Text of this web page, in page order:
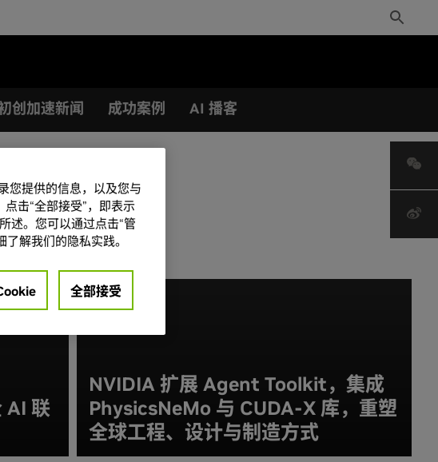
Toggle
Search
创加速新闻 成功案例 AI 播客
AI 联
NVIDIA 扩展 Agent Toolkit，集成
PhysicsNeMo 与 CUDA-X 库，重塑
全球工程、设计与制造方式
您提供的信息，以及您与
击“全部接受”，即表示
述。您可以通过点击“管
了解我们的隐私实践。
全部接受